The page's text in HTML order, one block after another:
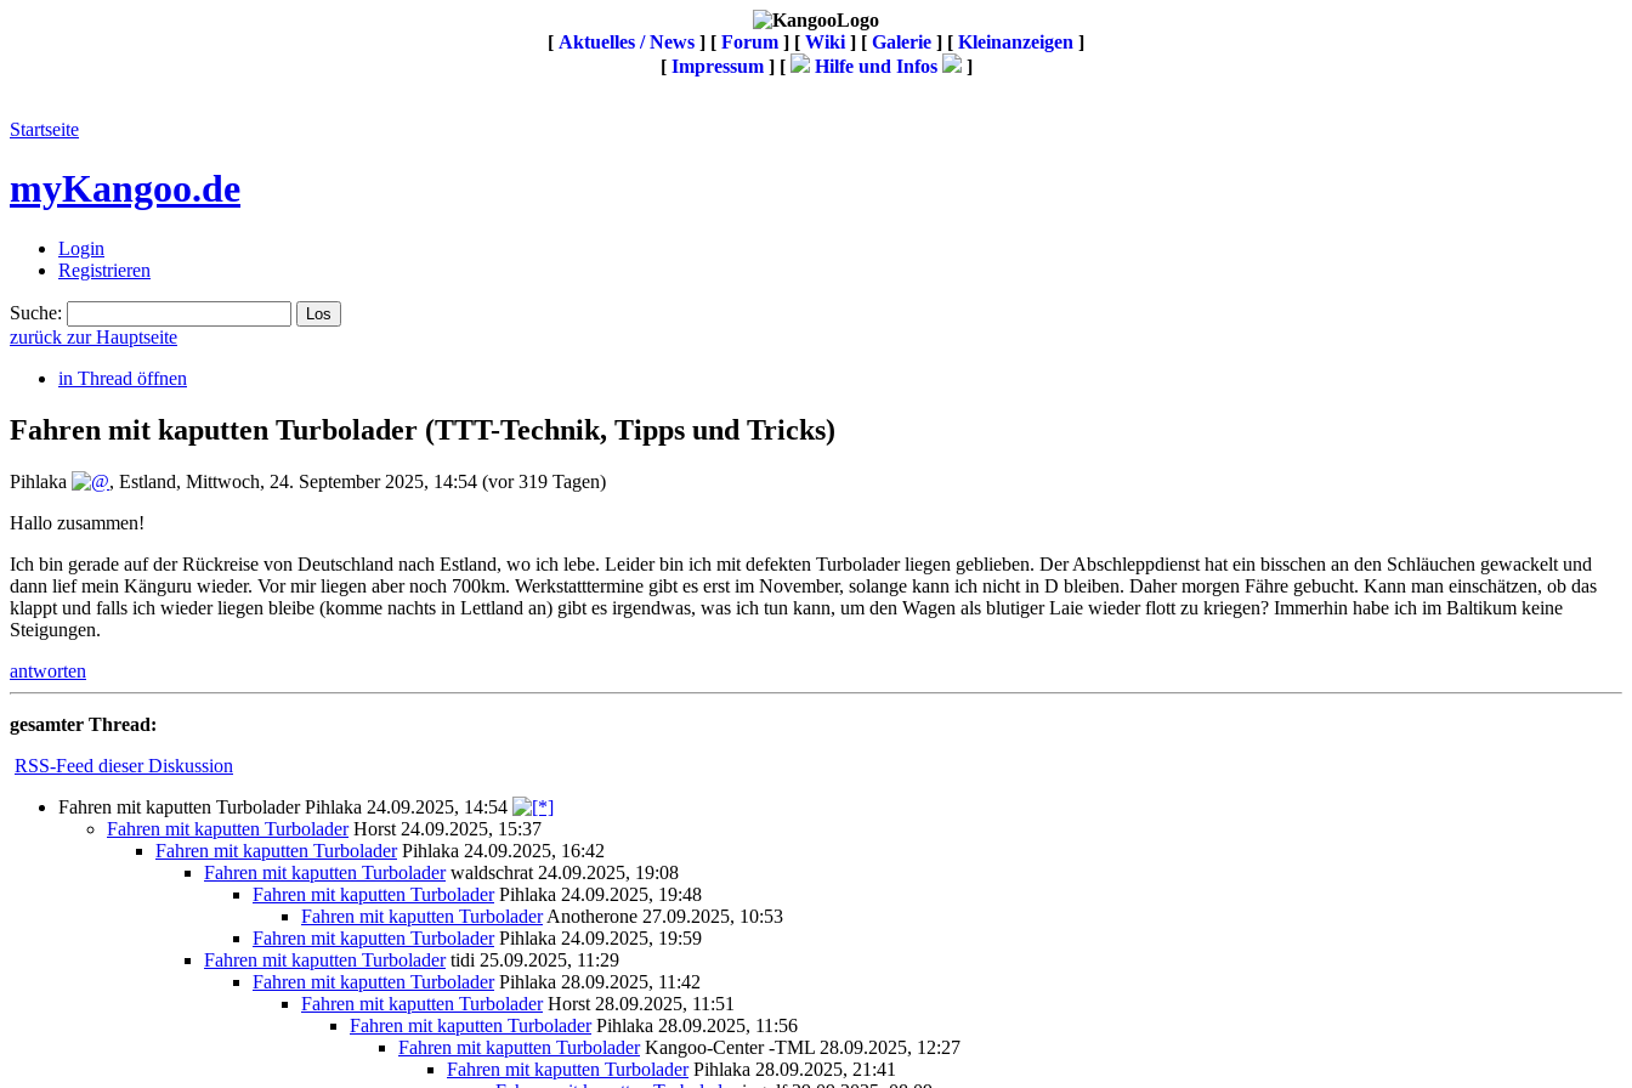
[ Aktuelles / News ] [ Forum ] [ Wiki ] [ Galerie ] [ Kleinanzeigen ]
[ Impressum] [ Hilfe und Infos ]
Startseite
myKangoo.de
Login
Registrieren
Suche:
zurück zur Hauptseite
in Thread öffnen
Fahren mit kaputten Turbolader (TTT-Technik, Tipps und Tricks)
Pihlaka , Estland, Mittwoch, 24. September 2025, 14:54 (vor 319 Tagen)
Hallo zusammen!
Ich bin gerade auf der Rückreise von Deutschland nach Estland, wo ich lebe. Leider bin ich mit defekten Turbolader liegen geblieben. Der Abschleppdienst hat ein bisschen an den Schläuchen gewackelt und
dann lief mein Känguru wieder. Vor mir liegen aber noch 700km. Werkstatttermine gibt es erst im November, solange kann ich nicht in D bleiben. Daher morgen Fähre gebucht. Kann man einschätzen, ob das
klappt und falls ich wieder liegen bleibe (komme nachts in Lettland an) gibt es irgendwas, was ich tun kann, um den Wagen als blutiger Laie wieder flott zu kriegen? Immerhin habe ich im Baltikum keine
Steigungen.
antworten
gesamter Thread:
RSS-Feed dieser Diskussion
Fahren mit kaputten Turbolader Pihlaka 24.09.2025, 14:54
Fahren mit kaputten Turbolader Horst 24.09.2025, 15:37
Fahren mit kaputten Turbolader Pihlaka 24.09.2025, 16:42
Fahren mit kaputten Turbolader waldschrat 24.09.2025, 19:08
Fahren mit kaputten Turbolader Pihlaka 24.09.2025, 19:48
Fahren mit kaputten Turbolader Anotherone 27.09.2025, 10:53
Fahren mit kaputten Turbolader Pihlaka 24.09.2025, 19:59
Fahren mit kaputten Turbolader tidi 25.09.2025, 11:29
Fahren mit kaputten Turbolader Pihlaka 28.09.2025, 11:42
Fahren mit kaputten Turbolader Horst 28.09.2025, 11:51
Fahren mit kaputten Turbolader Pihlaka 28.09.2025, 11:56
Fahren mit kaputten Turbolader Kangoo-Center -TML 28.09.2025, 12:27
Fahren mit kaputten Turbolader Pihlaka 28.09.2025, 21:41